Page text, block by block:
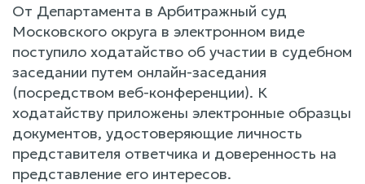
От Департамента в Арбитражный суд
Московского округа в электронном виде
поступило ходатайство об участии в судебном
заседании путем онлайн-заседания
(посредством веб-конференции). К
ходатайству приложены электронные образцы
документов, удостоверяющие личность
представителя ответчика и доверенность на
представление его интересов.